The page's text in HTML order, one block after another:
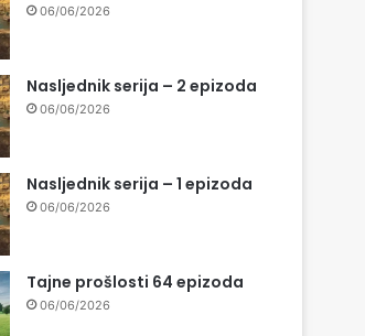
06/06/2026
Nasljednik serija – 2 epizoda
06/06/2026
Nasljednik serija – 1 epizoda
06/06/2026
Tajne prošlosti 64 epizoda
06/06/2026